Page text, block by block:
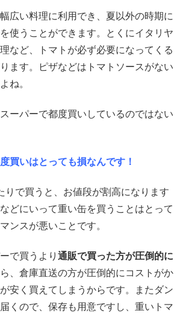
広い料理に利用でき、夏以外の時期に
使うことができます。とくにイタリヤ
など、トマトが必ず必要になってくる
ます。ピザなどはトマトソースがない
ね。
ーパーで都度買いしているのではない
買いはとっても損なんです！
りで買うと、お値段が割高になります
どにいって重い缶を買うことはとって
ンスが悪いことです。
で買うより 通販で買った方が圧倒的に
、倉庫直送の方が圧倒的にコストがか
安く買えてしまうからです。またダン
くので、保存も用意ですし、重いトマ